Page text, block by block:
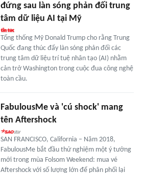
đứng sau làn sóng phản đối trung
tâm dữ liệu AI tại Mỹ
Tổng thống Mỹ Donald Trump cho rằng Trung
Quốc đang thúc đẩy làn sóng phản đối các
trung tâm dữ liệu trí tuệ nhân tạo (AI) nhằm
cản trở Washington trong cuộc đua công nghệ
toàn cầu.
FabulousMe và 'cú shock' mang
tên Aftershock
SAN FRANCISCO, California – Năm 2018,
FabulousMe bắt đầu thử nghiệm một ý tưởng
mới trong mùa Folsom Weekend: mua vé
Aftershock với số lượng lớn để phân phối lại